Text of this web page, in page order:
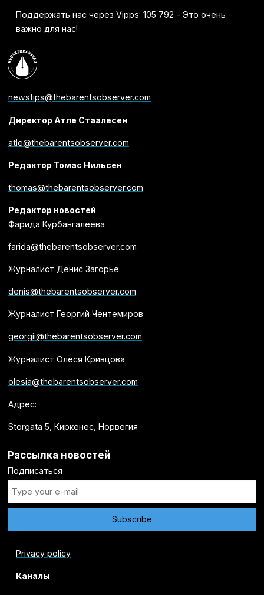
Поддержать нас через Vipps: 105 792 - Это очень
важно для нас!
newstips@thebarentsobserver.com
Директор Атле Стаалесен
atle@thebarentsobserver.com
Редактор Томас Нильсен
thomas@thebarentsobserver.com
Редактор новостей
Фарида Курбангалеева
farida@thebarentsobserver.com
Журналист Денис Загорье
denis@thebarentsobserver.com
Журналист Георгий Чентемиров
georgii@thebarentsobserver.com
Журналист Олеся Кривцова
olesia@thebarentsobserver.com
Адрес:
Storgata 5, Киркенес, Норвегия
Рассылка новостей
Подписаться
Privacy policy
Каналы